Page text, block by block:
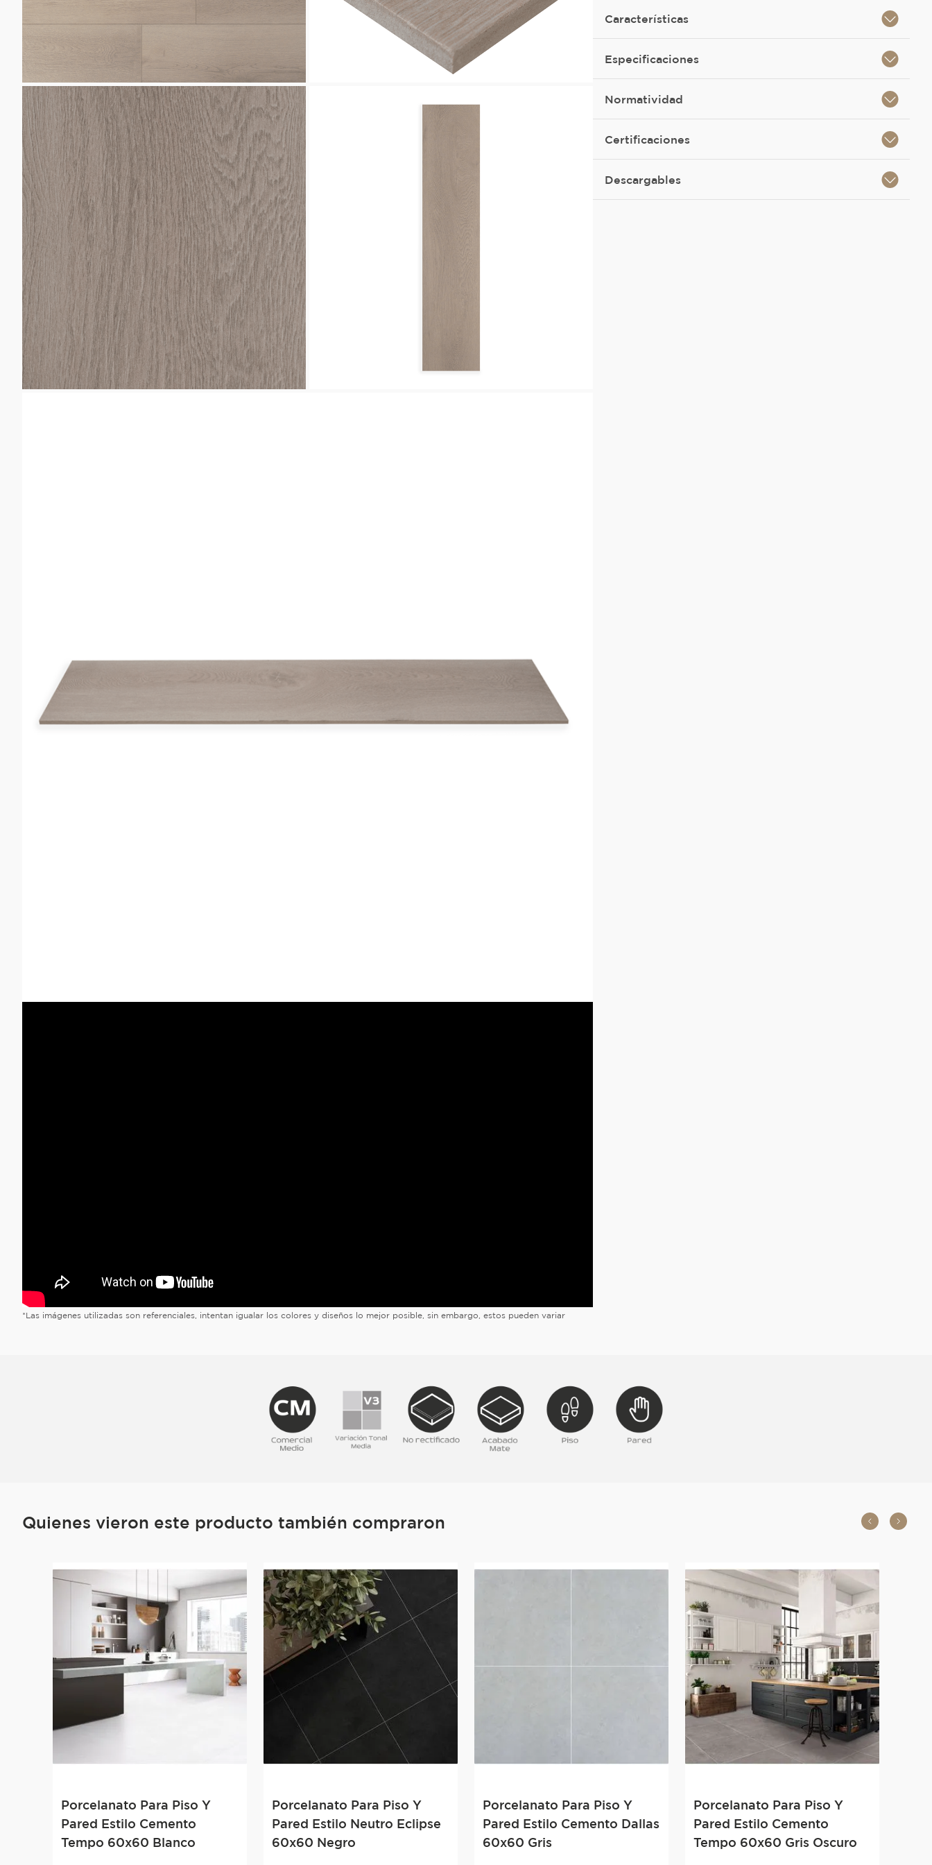
*Las imágenes utilizadas son referenciales, intentan igualar los colores y diseños lo mejor posible, sin embargo, estos pueden variar
Características
Especificaciones
Normatividad
Certificaciones
Descargables
Quienes vieron este producto también compraron
Porcelanato Para Piso Y
Pared Estilo Cemento
Tempo 60x60 Blanco
Porcelanato Para Piso Y
Pared Estilo Neutro Eclipse
60x60 Negro
Porcelanato Para Piso Y
Pared Estilo Cemento Dallas
60x60 Gris
Porcelanato Para Piso Y
Pared Estilo Cemento
Tempo 60x60 Gris Oscuro